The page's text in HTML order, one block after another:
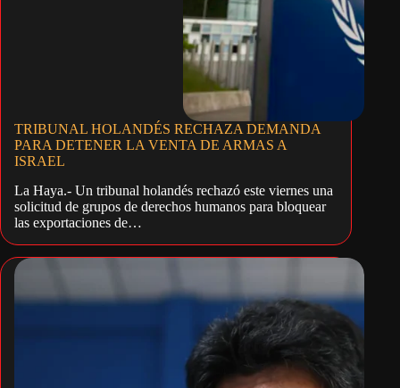
TRIBUNAL HOLANDÉS RECHAZA DEMANDA
PARA DETENER LA VENTA DE ARMAS A
ISRAEL
La Haya.- Un tribunal holandés rechazó este viernes una
solicitud de grupos de derechos humanos para bloquear
las exportaciones de…